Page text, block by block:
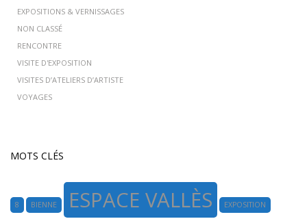
EXPOSITIONS & VERNISSAGES
NON CLASSÉ
RENCONTRE
VISITE D'EXPOSITION
VISITES D’ATELIERS D’ARTISTE
VOYAGES
MOTS CLÉS
8 BIENNE ESPACE VALLÈS EXPOSITION